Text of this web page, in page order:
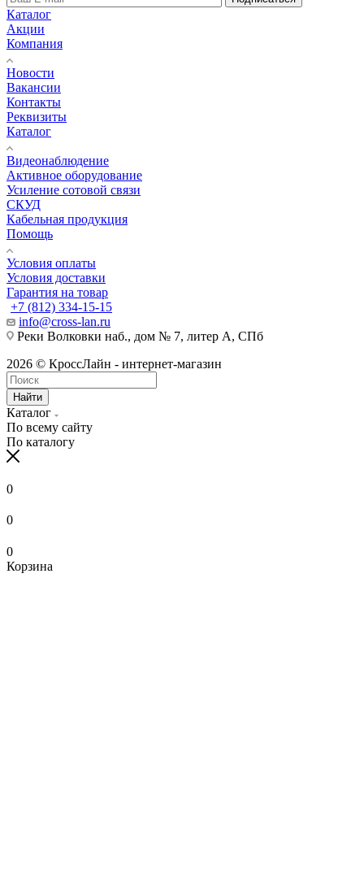
Каталог
Акции
Компания
Новости
Вакансии
Контакты
Реквизиты
Каталог
Видеонаблюдение
Активное оборудование
Усиление сотовой связи
СКУД
Кабельная продукция
Помощь
Условия оплаты
Условия доставки
Гарантия на товар
+7 (812) 334-15-15
info@cross-lan.ru
Реки Волковки наб., дом № 7, литер А, СПб
2026 © КроссЛайн - интернет-магазин
Найти
Каталог
По всему сайту
По каталогу
0
0
0
Корзина